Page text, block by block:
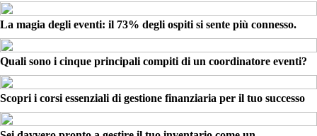
La magia degli eventi: il 73% degli ospiti si sente più connesso.
Quali sono i cinque principali compiti di un coordinatore eventi?
Scopri i corsi essenziali di gestione finanziaria per il tuo successo